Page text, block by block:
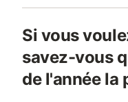
Si vous
savez-vous
de l'année la